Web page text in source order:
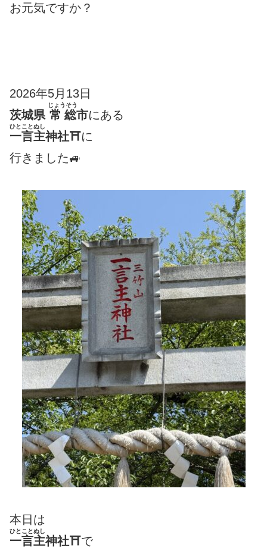
お元気ですか？
2026年5月13日
茨城県 常総
じょうそう
市にある
一言主
ひとことぬし
神社⛩に
行きました🚙
本日は
一言主
ひとことぬし
神社⛩で